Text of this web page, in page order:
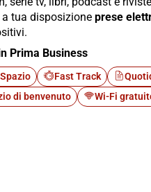
a tua disposizione prese
Prima Business
Fast Track
di benvenuto
Wi-Fi